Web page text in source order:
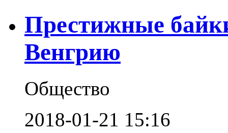
Престижные
Венгрию
Общество
2018-01-21 15:16